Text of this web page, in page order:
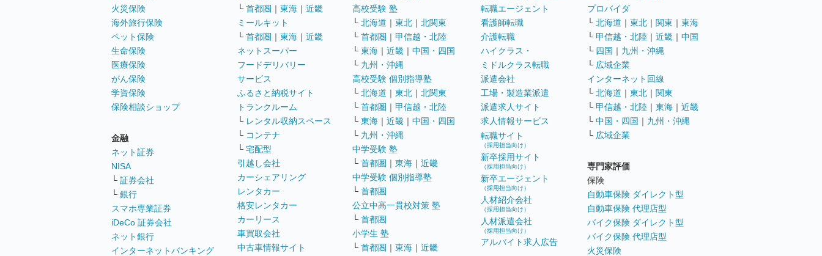
火災保険
海外旅行保険
ペット保険
生命保険
医療保険
がん保険
学資保険
保険相談ショップ
金融
ネット証券
NISA
└ 証券会社
└ 銀行
スマホ専業証券
iDeCo 証券会社
ネット銀行
インターネットバンキング
└ 首都圏 ｜ 東海 ｜ 近畿
ミールキット
└ 首都圏 ｜ 東海 ｜ 近畿
ネットスーパー
フードデリバリー
サービス
ふるさと納税サイト
トランクルーム
└ レンタル収納スペース
└ コンテナ
└ 宅配型
引越し会社
カーシェアリング
レンタカー
格安レンタカー
カーリース
車買取会社
中古車情報サイト
高校受験 塾
└ 北海道 ｜ 東北 ｜ 北関東
└ 首都圏 ｜ 甲信越・北陸
└ 東海 ｜ 近畿 ｜ 中国・四国
└ 九州・沖縄
高校受験 個別指導塾
└ 北海道 ｜ 東北 ｜ 北関東
└ 首都圏 ｜ 甲信越・北陸
└ 東海 ｜ 近畿 ｜ 中国・四国
└ 九州・沖縄
中学受験 塾
└ 首都圏 ｜ 東海 ｜ 近畿
中学受験 個別指導塾
└ 首都圏
公立中高一貫校対策 塾
└ 首都圏
小学生 塾
└ 首都圏 ｜ 東海 ｜ 近畿
転職エージェント
看護師転職
介護転職
ハイクラス・
ミドルクラス転職
派遣会社
工場・製造業派遣
派遣求人サイト
求人情報サービス
転職サイト
（採用担当向け）
新卒採用サイト
（採用担当向け）
新卒エージェント
（採用担当向け）
人材紹介会社
（採用担当向け）
人材派遣会社
（採用担当向け）
アルバイト求人広告
プロバイダ
└ 北海道 ｜ 東北 ｜ 関東 ｜ 東海
└ 甲信越・北陸 ｜ 近畿 ｜ 中国
└ 四国 ｜ 九州・沖縄
└ 広域企業
インターネット回線
└ 北海道 ｜ 東北 ｜ 関東
└ 甲信越・北陸 ｜ 東海 ｜ 近畿
└ 中国・四国 ｜ 九州・沖縄
└ 広域企業
専門家評価
保険
自動車保険 ダイレクト型
自動車保険 代理店型
バイク保険 ダイレクト型
バイク保険 代理店型
火災保険